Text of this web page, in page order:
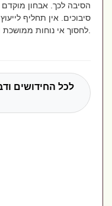
הסיבה לכך. אבחון מוקדם
סיבוכים. אין תחליף לייעוץ
לכל החידושים